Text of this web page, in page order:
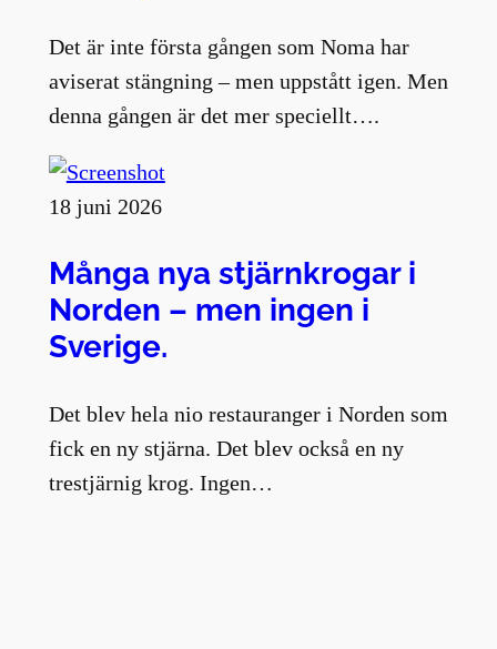
Det är inte första gången som Noma har
aviserat stängning – men uppstått igen. Men
denna gången är det mer speciellt….
18 juni 2026
Många nya stjärnkrogar i
Norden – men ingen i
Sverige.
Det blev hela nio restauranger i Norden som
fick en ny stjärna. Det blev också en ny
trestjärnig krog. Ingen…